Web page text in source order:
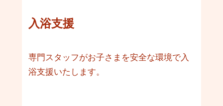
入浴支援
専門スタッフがお子さまを安全な環境で入
浴支援いたします。